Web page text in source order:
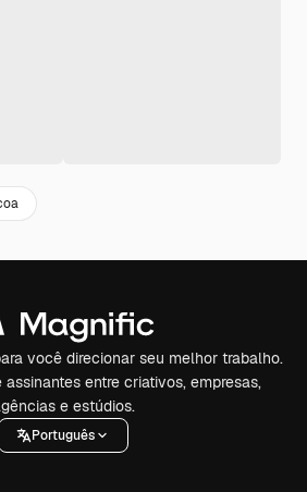
você direcionar seu melhor trabalho.
assinantes entre criativos, empresas,
e estúdios.
Português